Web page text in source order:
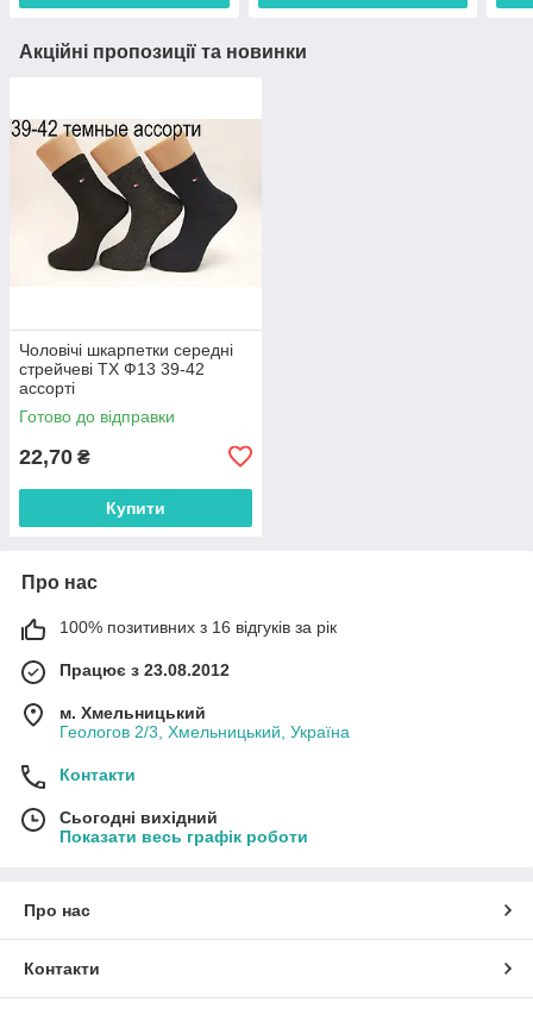
Акційні пропозиції та новинки
Чоловічі шкарпетки середні
стрейчеві ТХ Ф13 39-42
ассорті
Готово до відправки
22,70 ₴
Купити
Про нас
100% позитивних з 16 відгуків за рік
Працює з 23.08.2012
м. Хмельницький
Геологов 2/3, Хмельницький, Україна
Контакти
Сьогодні вихідний
Показати весь графік роботи
Про нас
Контакти